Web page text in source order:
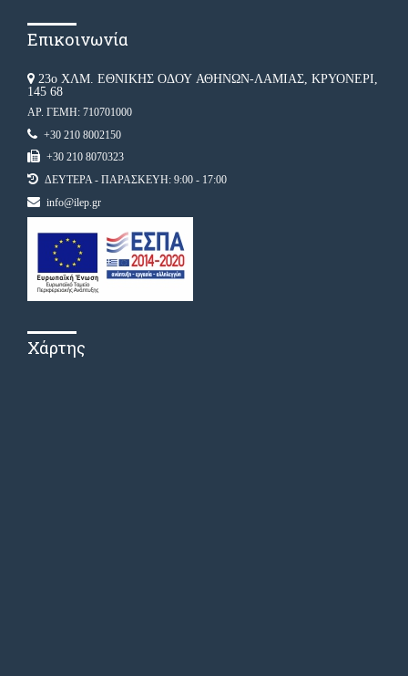
Επικοινωνία
23ο ΧΛΜ. ΕΘΝΙΚΗΣ ΟΔΟΥ ΑΘΗΝΩΝ-ΛΑΜΙΑΣ, ΚΡΥΟΝΕΡΙ,
145 68
ΑΡ. ΓΕΜΗ: 710701000
+30 210 8002150
+30 210 8070323
ΔΕΥΤΕΡΑ - ΠΑΡΑΣΚΕΥΗ: 9:00 - 17:00
info@ilep.gr
Χάρτης